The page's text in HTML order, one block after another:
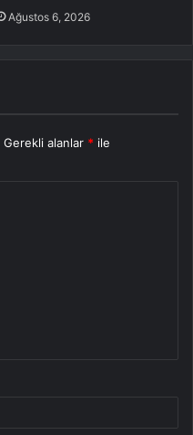
Ağustos 6, 2026
Gerekli alanlar * ile